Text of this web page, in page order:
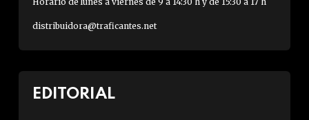
distribuidora@traficantes.net
EDITORIAL